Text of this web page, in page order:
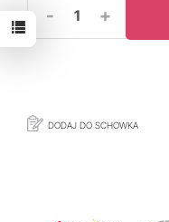
- +
DODAJ DO SCHOWKA